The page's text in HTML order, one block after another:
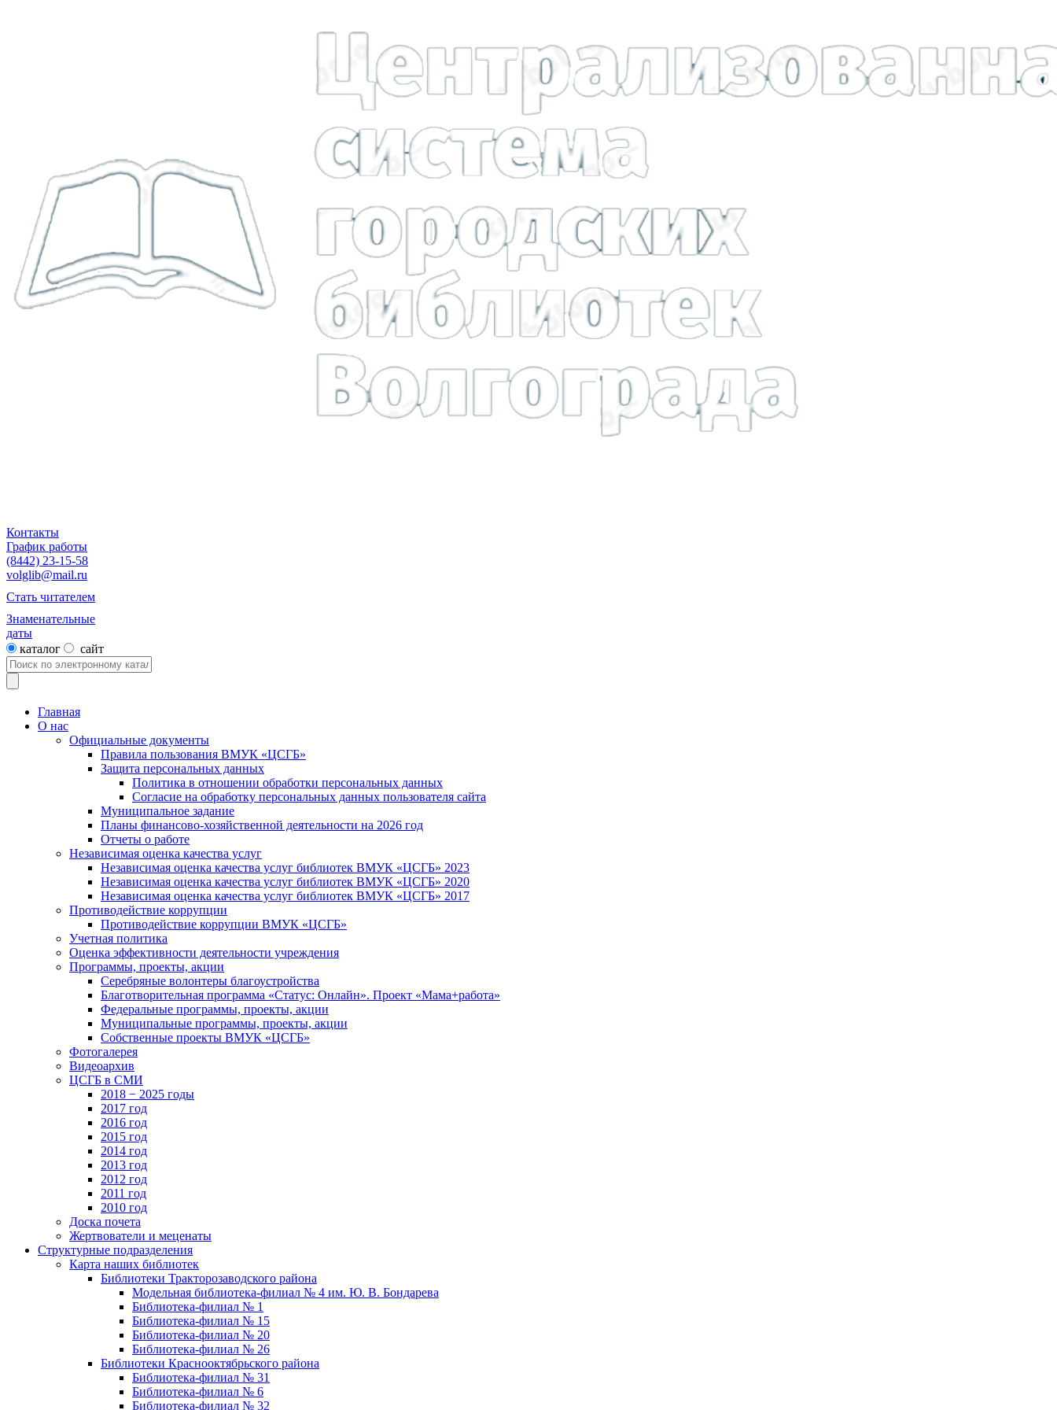
Контакты
График работы
(8442) 23-15-58
volglib@mail.ru
Стать читателем
Знаменательные
даты
каталог
сайт
Главная
О нас
Официальные документы
Правила пользования ВМУК «ЦСГБ»
Защита персональных данных
Политика в отношении обработки персональных данных
Согласие на обработку персональных данных пользователя сайта
Муниципальное задание
Планы финансово-хозяйственной деятельности на 2026 год
Отчеты о работе
Независимая оценка качества услуг
Независимая оценка качества услуг библиотек ВМУК «ЦСГБ» 2023
Независимая оценка качества услуг библиотек ВМУК «ЦСГБ» 2020
Независимая оценка качества услуг библиотек ВМУК «ЦСГБ» 2017
Противодействие коррупции
Противодействие коррупции ВМУК «ЦСГБ»
Учетная политика
Оценка эффективности деятельности учреждения
Программы, проекты, акции
Серебряные волонтеры благоустройства
Благотворительная программа «Статус: Онлайн». Проект «Мама+работа»
Федеральные программы, проекты, акции
Муниципальные программы, проекты, акции
Собственные проекты ВМУК «ЦСГБ»
Фотогалерея
Видеоархив
ЦСГБ в СМИ
2018 − 2025 годы
2017 год
2016 год
2015 год
2014 год
2013 год
2012 год
2011 год
2010 год
Доска почета
Жертвователи и меценаты
Структурные подразделения
Карта наших библиотек
Библиотеки Тракторозаводского района
Модельная библиотека-филиал № 4 им. Ю. В. Бондарева
Библиотека-филиал № 1
Библиотека-филиал № 15
Библиотека-филиал № 20
Библиотека-филиал № 26
Библиотеки Краснооктябрьского района
Библиотека-филиал № 31
Библиотека-филиал № 6
Библиотека-филиал № 32